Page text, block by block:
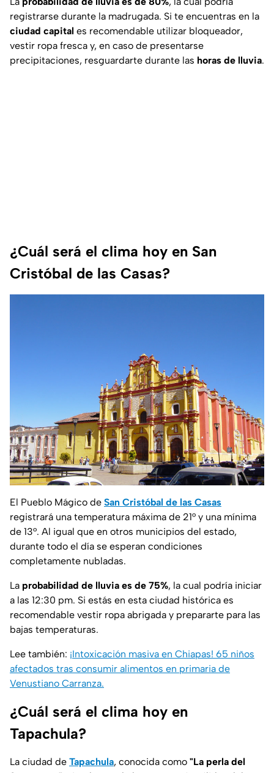
registrarse durante la madrugada. Si te encuentras en la
ciudad capital es recomendable utilizar bloqueador,
vestir ropa fresca y, en caso de presentarse
precipitaciones, resguardarte durante las horas de lluvia.
¿Cuál será el clima hoy en San
Cristóbal de las Casas?
El Pueblo Mágico de San Cristóbal de las Casas
registrará una temperatura máxima de 21° y una mínima
de 13°. Al igual que en otros municipios del estado,
durante todo el día se esperan condiciones
completamente nubladas.
La probabilidad de lluvia es de 75%, la cual podría iniciar
a las 12:30 pm. Si estás en esta ciudad histórica es
recomendable vestir ropa abrigada y prepararte para las
bajas temperaturas.
Lee también: ¡Intoxicación masiva en Chiapas! 65 niños
afectados tras consumir alimentos en primaria de
Venustiano Carranza.
¿Cuál será el clima hoy en
Tapachula?
La ciudad de Tapachula, conocida como "La perla del